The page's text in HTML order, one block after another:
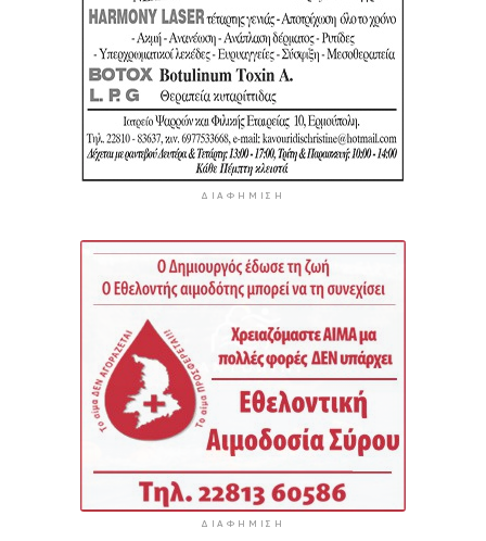
ΔΙΑΦΉΜΙΣΗ
ΔΙΑΦΉΜΙΣΗ